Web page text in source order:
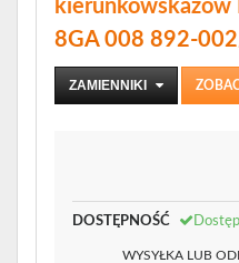
kierunkowskazów
8GA 008 892-
ZAMIENNIKI
DOSTĘPNOŚĆ
WYSYŁKA LUB